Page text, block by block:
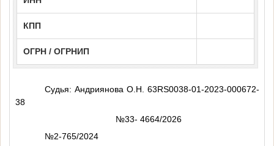
КПП
ОГРН / ОГРНИП
Судья: Андриянова О.Н. 63RS0038-01-2023-000672-
38
№33- 4664/2026
№2-765/2024